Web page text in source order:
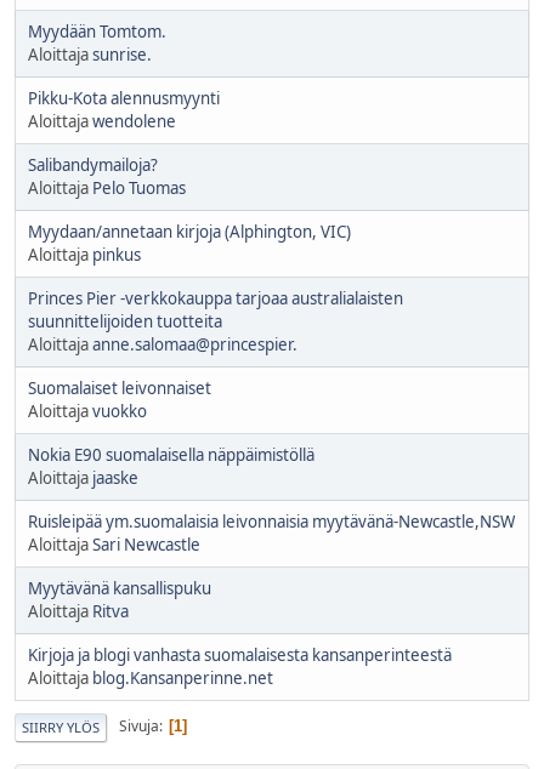
Myydään Tomtom.
Aloittajasunrise.
Pikku-Kota alennusmyynti
Aloittajawendolene
Salibandymailoja?
Aloittaja Pelo Tuomas
Myydaan/annetaan kirjoja (Alphington, VIC)
Aloittaja pinkus
Princes Pier -verkkokauppa tarjoaa australialaisten
suunnittelijoiden tuotteita
Aloittajaanne.salomaa@princespier.
Suomalaiset leivonnaiset
Aloittajavuokko
Nokia E90 suomalaisella näppäimistöllä
Aloittaja jaaske
Ruisleipää ym.suomalaisia leivonnaisia myytävänä-Newcastle,NSW
AloittajaSari Newcastle
Myytävänä kansallispuku
Aloittaja Ritva
Kirjoja ja blogi vanhasta suomalaisesta kansanperinteestä
Aloittaja blog.Kansanperinne.net
SIIRRY YLÖS Sivuja 1